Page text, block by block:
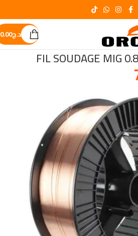
د.ج0.00
FIL SOUDAGE MIG